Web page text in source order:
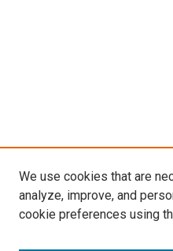
We use cookies that are
analyze, improve, and
cookie preferences using